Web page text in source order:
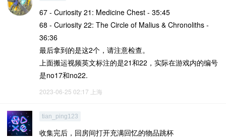
67 - Curiosity 21: Medicine Chest - 35:45
68 - Curiosity 22: The Circle of Malius & Chronoliths -
36:36
最后拿到的是这2个，请注意检查。
上面搬运视频英文标注的是21和22，实际在游戏内的编号
是no17和no22.
2023-06-25 02:17 上海
tian_ping123
收集完后，回房间打开充满回忆的物品跳杯